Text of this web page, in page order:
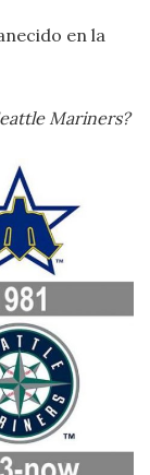
en la
Mariners?